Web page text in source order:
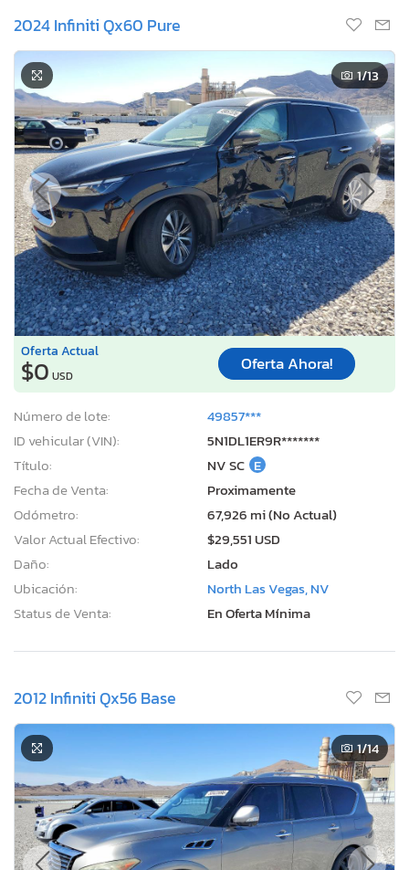
2024 Infiniti Qx60 Pure
1/13
Oferta Actual
$0 USD
Oferta Ahora!
Número de lote:
49857***
ID vehicular (VIN):
5N1DL1ER9R*******
Título:
NV SC E
Fecha de Venta:
Proximamente
Odómetro:
67,926 mi (No Actual)
Valor Actual Efectivo:
$29,551 USD
Daño:
Lado
Ubicación:
North Las Vegas, NV
Status de Venta:
En Oferta Mínima
2012 Infiniti Qx56 Base
1/14